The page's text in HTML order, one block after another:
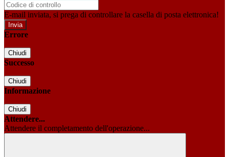
E-mail inviata, si prega di controllare la casella di posta elettronica!
Errore
Chiudi
Successo
Chiudi
Informazione
Chiudi
Attendere...
Attendere il completamento dell'operazione...